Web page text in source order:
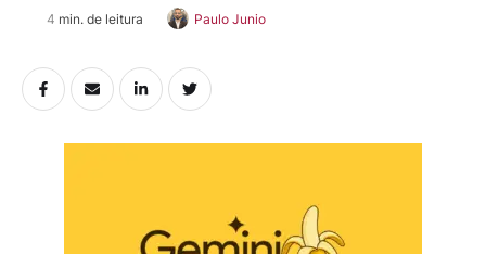
4 min. de leitura Paulo Junio